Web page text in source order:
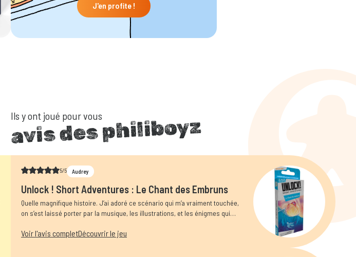
J'en profite !
Ils y ont joué pour vous
avis des philiboyz
5/5 Audrey
Unlock ! Short Adventures : Le Chant des Embruns
Quelle magnifique histoire. J’ai adoré ce scénario qui m’a vraiment touchée,
on s’est laissé porter par la musique, les illustrations, et les énigmes qui
Voir l'avis completDécouvrir le jeu